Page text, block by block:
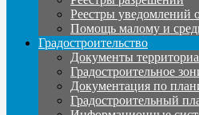
Реестры уведомлений
Помощь малому и
Градостроительство
Документы
Градостроительное
Документация по
Градостроительный